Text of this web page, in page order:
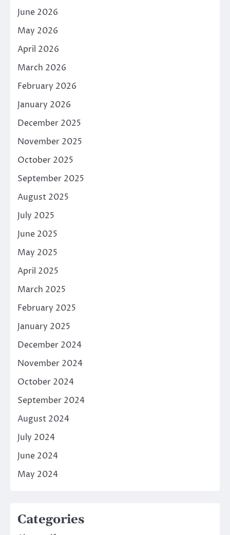
June 2026
May 2026
April 2026
March 2026
February 2026
January 2026
December 2025
November 2025
October 2025
September 2025
August 2025
July 2025
June 2025
May 2025
April 2025
March 2025
February 2025
January 2025
December 2024
November 2024
October 2024
September 2024
August 2024
July 2024
June 2024
May 2024
Categories